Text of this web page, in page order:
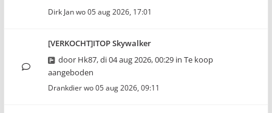
Dirk Janwo 05 aug 2026, 17:01
[VERKOCHT]ITOP Skywalker
door Hk87,di 04 aug 2026, 00:29 in Te koop
aangeboden
Drankdierwo 05 aug 2026, 09:11